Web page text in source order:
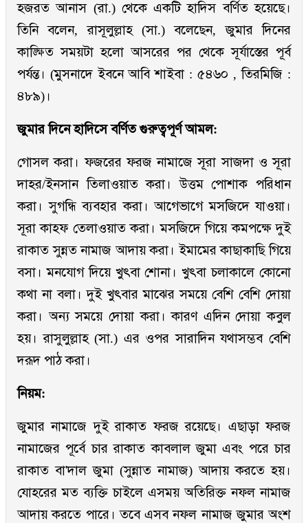
হজরত আনাস (রা.) থেকে একটি হাদিস বর্ণিত হয়েছে।
তিনি বলেন, রাসূলুল্লাহ (সা.) বলেছেন, জুমার দিনের
কাঙ্ক্ষিত সময়টা হলো আসরের পর থেকে সূর্যাস্তের পূর্ব
পর্যন্ত। (মুসনাদে ইবনে আবি শাইবা : ৫৪৬০ , তিরমিজি :
৪৮৯)।
জুমার দিনে হাদিসে বর্ণিত গুরুত্বপূর্ণ আমল:
গোসল করা। ফজরের ফরজ নামাজে সূরা সাজদা ও সূরা
দাহর/ইনসান তিলাওয়াত করা। উত্তম পোশাক পরিধান
করা। সুগন্ধি ব্যবহার করা। আগেভাগে মসজিদে যাওয়া।
সূরা কাহফ তেলাওয়াত করা। মসজিদে গিয়ে কমপক্ষে দুই
রাকাত সুন্নত নামাজ আদায় করা। ইমামের কাছাকাছি গিয়ে
বসা। মনযোগ দিয়ে খুৎবা শোনা। খুৎবা চলাকালে কোনো
কথা না বলা। দুই খুৎবার মাঝের সময়ে বেশি বেশি দোয়া
করা। অন্য সময়ে দোয়া করা। কারণ এদিন দোয়া কবুল
হয়। রাসুলুল্লাহ (সা.) এর ওপর সারাদিন যথাসম্ভব বেশি
দরূদ পাঠ করা।
নিয়ম:
জুমার নামাজে দুই রাকাত ফরজ রয়েছে। এছাড়া ফরজ
নামাজের পূর্বে চার রাকাত কাবলাল জুমা এবং পরে চার
রাকাত বা'দাল জুমা (সুন্নাত নামাজ) আদায় করতে হয়।
যোহরের মত ব্যক্তি চাইলে এসময় অতিরিক্ত নফল নামাজ
আদায় করতে পারে। তবে এসব নফল নামাজ জুমার অংশ